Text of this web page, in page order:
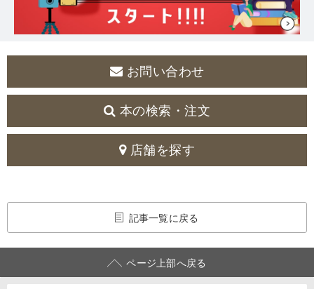
お問い合わせ
本の検索・注文
店舗を探す
記事一覧に戻る
ページ上部へ戻る